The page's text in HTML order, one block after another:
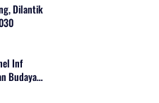
Dilantik
Inf
Budaya